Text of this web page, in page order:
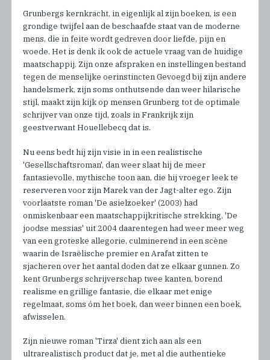
Grunbergs kernkracht, in eigenlijk al zijn boeken, is een
grondige twijfel aan de beschaafde staat van de moderne
mens, die in feite wordt gedreven door liefde, pijn en
woede. Het is denk ik ook de actuele vraag van de huidige
maatschappij. Zijn onze afspraken en instellingen bestand
tegen de menselijke oerinstincten Gevoegd bij zijn andere
handelsmerk, zijn soms onthutsende dan weer hilarische
stijl, maakt zijn kijk op mensen Grunberg tot de optimale
schrijver van onze tijd, zoals in Frankrijk zijn
geestverwant Houellebecq dat is.
Nu eens bedt hij zijn visie in in een realistische
'Gesellschaftsroman', dan weer slaat hij de meer
fantasievolle, mythische toon aan, die hij vroeger leek te
reserveren voor zijn Marek van der Jagt-alter ego. Zijn
voorlaatste roman 'De asielzoeker' (2003) had
onmiskenbaar een maatschappijkritische strekking, 'De
joodse messias' uit 2004 daarentegen had weer meer weg
van een groteske allegorie, culminerend in een scène
waarin de Israëlische premier en Arafat zitten te
sjacheren over het aantal doden dat ze elkaar gunnen. Zo
kent Grunbergs schrijverschap twee kanten, borend
realisme en grillige fantasie, die elkaar met enige
regelmaat, soms óm het boek, dan weer binnen een boek,
afwisselen.
Zijn nieuwe roman 'Tirza' dient zich aan als een
ultrarealistisch product dat je, met al die authentieke